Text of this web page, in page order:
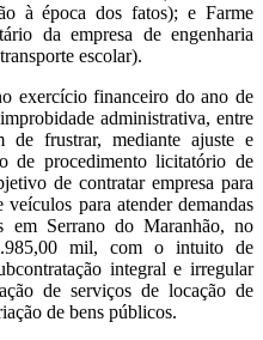
à época dos fatos); e Farme
da empresa de engenharia
escolar).
exercício financeiro do ano de
administrativa, entre
frustrar, mediante ajuste e
de procedimento licitatório de
de contratar empresa para
para atender demandas
em Serrano do Maranhão, no
mil, com o intuito de
integral e irregular
de serviços de locação de
de bens públicos.